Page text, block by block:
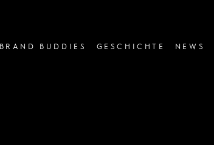
BRAND BUDDIES GESCHICHTE NEWS